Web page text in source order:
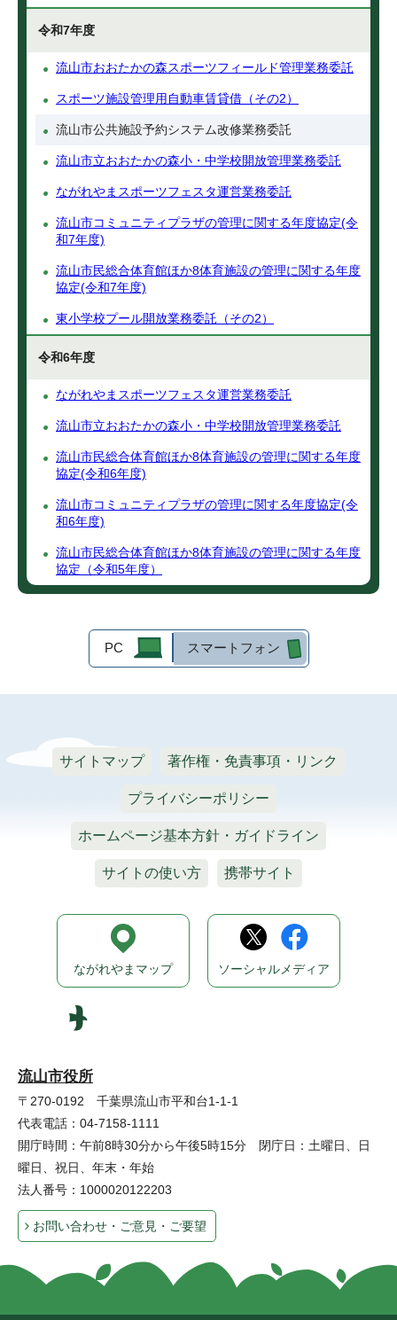
令和7年度
流山市おおたかの森スポーツフィールド管理業務委託
スポーツ施設管理用自動車賃貸借（その2）
流山市公共施設予約システム改修業務委託
流山市立おおたかの森小・中学校開放管理業務委託
ながれやまスポーツフェスタ運営業務委託
流山市コミュニティプラザの管理に関する年度協定(令
和7年度)
流山市民総合体育館ほか8体育施設の管理に関する年度
協定(令和7年度)
東小学校プール開放業務委託（その2）
令和6年度
ながれやまスポーツフェスタ運営業務委託
流山市立おおたかの森小・中学校開放管理業務委託
流山市民総合体育館ほか8体育施設の管理に関する年度
協定(令和6年度)
流山市コミュニティプラザの管理に関する年度協定(令
和6年度)
流山市民総合体育館ほか8体育施設の管理に関する年度
協定（令和5年度）
PC スマートフォン
サイトマップ 著作権・免責事項・リンク
プライバシーポリシー
ホームページ基本方針・ガイドライン
サイトの使い方 携帯サイト
流山市役所
〒270-0192 千葉県流山市平和台1-1-1
代表電話：04-7158-1111
開庁時間：午前8時30分から午後5時15分 閉庁日：土曜日、日
曜日、祝日、年末・年始
法人番号：1000020122203
お問い合わせ・ご意見・ご要望
ながれやまマップ ソーシャルメディア